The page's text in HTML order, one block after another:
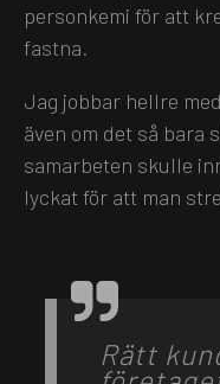
personkemi för att
fastna.
Jag jobbar hellre
även om det så bara
samarbeten skulle
lyckat för att man
Rätt